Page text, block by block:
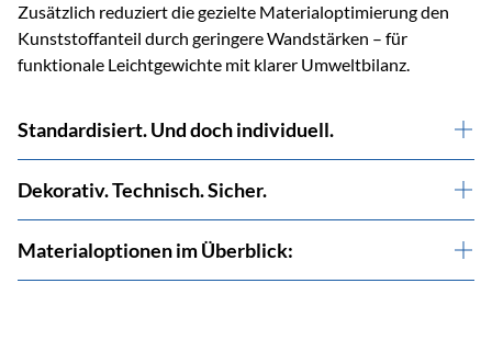
Zusätzlich reduziert die gezielte Materialoptimierung den
Kunststoffanteil durch geringere Wandstärken – für
funktionale Leichtgewichte mit klarer Umweltbilanz.
Standardisiert. Und doch individuell.
Dekorativ. Technisch. Sicher.
Materialoptionen im Überblick: